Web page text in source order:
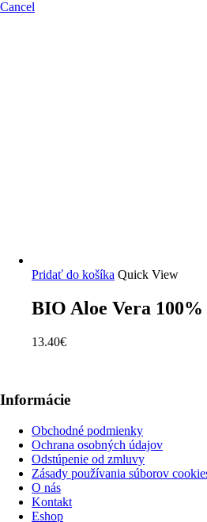
Cancel
Pridať do košíka Quick View
BIO Aloe Vera 100%
13.40€
Informácie
Obchodné podmienky
Ochrana osobných údajov
Odstúpenie od zmluvy
Zásady používania súborov
O nás
Kontakt
Eshop